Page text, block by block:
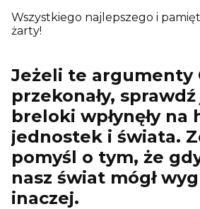
Wszystkiego najlepszego i
żarty!
Jeżeli te argumenty
przekonały,
breloki wpłynęły na
jednostek i świata.
pomyśl o tym, że
nasz świat mógł
inaczej.